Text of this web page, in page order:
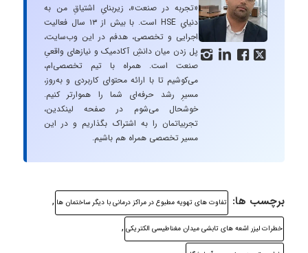
   
«تجربه در صنعت»، زیربنایِ اشتیاقِ من به
دنیایِ HSE است. با بیش از ۱۳ سال فعالیت
اجرایی و تخصصی، هدفم در این وب‌سایت،
پل زدن میان دانشِ آکادمیک و نیازهای واقعیِ
صنعت است. همراه با تیم تخصصی‌ام،
می‌کوشیم تا با ارائه محتوای کاربردی و به‌روز،
مسیرِ رشد حرفه‌ای شما را هموارتر کنیم.
خوشحال می‌شوم در صفحه لینکدین،
تجربیاتمان را به اشتراک بگذاریم و در این
مسیر تخصصی همراه هم باشیم.
برچسب ها: تفاوت های تهویه مطبوع در مراکز درمانی با دیگر ساختمان ها ,
خطرات لیزر اشعه های تابشی میدان مغناطیسی الکتریکی ,